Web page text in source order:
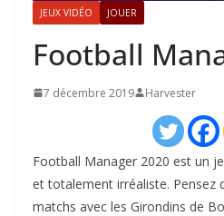
JEUX VIDÉO JOUER
Football
7 décembre 2019 Harvester
Football Manager 2020 est un
et totalement irréaliste. Pensez
matchs avec les Girondins de